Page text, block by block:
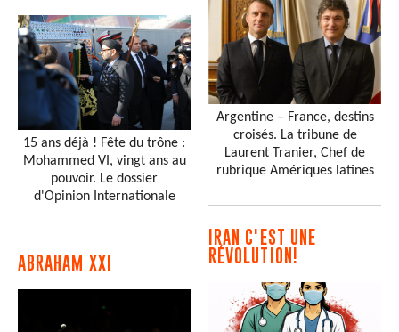
15 ans déjà ! Fête du trône :
Mohammed VI, vingt ans au
pouvoir. Le dossier
d'Opinion Internationale
ABRAHAM XXI
Argentine – France, destins
croisés. La tribune de
Laurent Tranier, Chef de
rubrique Amériques latines
IRAN C'EST UNE
RÉVOLUTION!